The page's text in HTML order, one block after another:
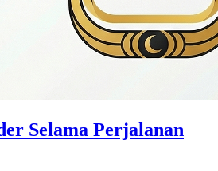
Selama Perjalanan